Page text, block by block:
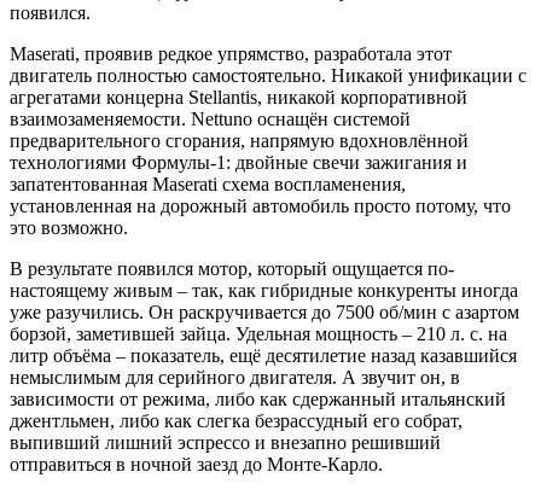
появился.
Maserati, проявив редкое упрямство, разработала этот
двигатель полностью самостоятельно. Никакой унификации с
агрегатами концерна Stellantis, никакой корпоративной
взаимозаменяемости. Nettuno оснащён системой
предварительного сгорания, напрямую вдохновлённой
технологиями Формулы-1: двойные свечи зажигания и
запатентованная Maserati схема воспламенения,
установленная на дорожный автомобиль просто потому, что
это возможно.
В результате появился мотор, который ощущается по-
настоящему живым – так, как гибридные конкуренты иногда
уже разучились. Он раскручивается до 7500 об/мин с азартом
борзой, заметившей зайца. Удельная мощность – 210 л. с. на
литр объёма – показатель, ещё десятилетие назад казавшийся
немыслимым для серийного двигателя. А звучит он, в
зависимости от режима, либо как сдержанный итальянский
джентльмен, либо как слегка безрассудный его собрат,
выпивший лишний эспрессо и внезапно решивший
отправиться в ночной заезд до Монте-Карло.